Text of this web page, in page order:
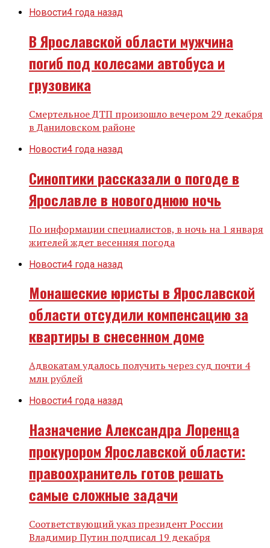
Новости4 года назад
В Ярославской области мужчина
погиб под колесами автобуса и
грузовика
Смертельное ДТП произошло вечером 29 декабря
в Даниловском районе
Новости4 года назад
Синоптики рассказали о погоде в
Ярославле в новогоднюю ночь
По информации специалистов, в ночь на 1 января
жителей ждет весенняя погода
Новости4 года назад
Монашеские юристы в Ярославской
области отсудили компенсацию за
квартиры в снесенном доме
Адвокатам удалось получить через суд почти 4
млн рублей
Новости4 года назад
Назначение Александра Лоренца
прокурором Ярославской области:
правоохранитель готов решать
самые сложные задачи
Соответствующий указ президент России
Владимир Путин подписал 19 декабря